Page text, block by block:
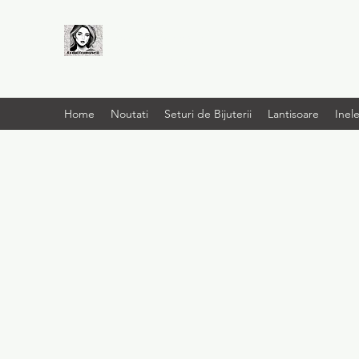
Home Noutati Seturi de Bijuterii Lantisoare Inele